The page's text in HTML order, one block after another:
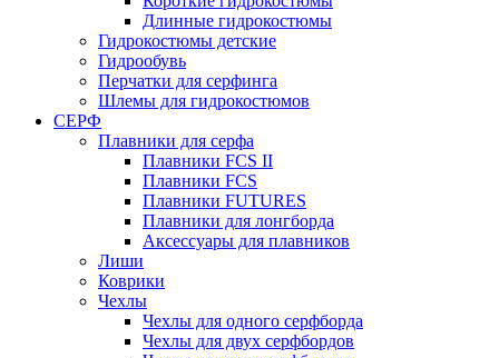
Длинные гидрокостюмы
Гидрокостюмы детские
Гидрообувь
Перчатки для серфинга
Шлемы для гидрокостюмов
СЕРФ
Плавники для серфа
Плавники FCS II
Плавники FCS
Плавники FUTURES
Плавники для лонгборда
Аксессуары для плавников
Лиши
Коврики
Чехлы
Чехлы для одного серфборда
Чехлы для двух серфбордов